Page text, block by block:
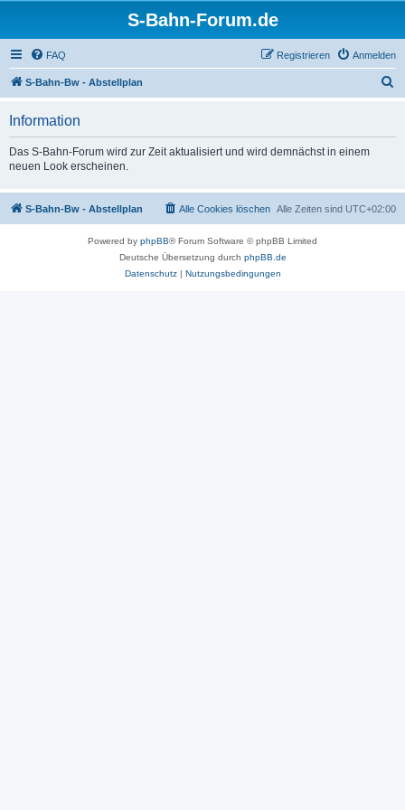
S-Bahn-Forum.de
FAQ Anmelden
Registrieren
S-Bahn-Bw - Abstellplan
Information
Das S-Bahn-Forum wird zur Zeit aktualisiert und wird demnächst in einem
neuen Look erscheinen.
S-Bahn-Bw - Abstellplan Alle Zeiten sind UTC+02:00
Alle Cookies löschen
Powered by phpBB® Forum Software © phpBB Limited
Deutsche Übersetzung durch phpBB.de
Datenschutz| Nutzungsbedingungen